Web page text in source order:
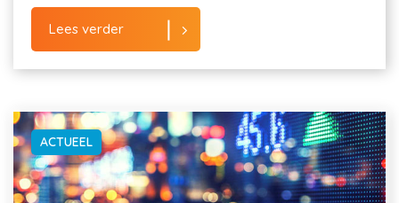
Lees verder
ACTUEEL